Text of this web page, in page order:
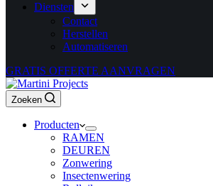
Diensten
Contact
Herstellen
Automatiseren
GRATIS OFFERTE AANVRAGEN
Zoeken
Producten
RAMEN
DEUREN
Zonwering
Insectenwering